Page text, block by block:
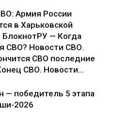
Армия России
в Харьковской
БлокнотРУ — Когда
СВО? Новости СВО.
СВО последние
СВО. Новости...
— победитель 5 этапа
2026